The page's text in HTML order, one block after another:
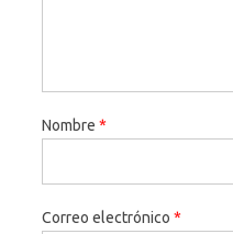
Nombre *
Correo electrónico *